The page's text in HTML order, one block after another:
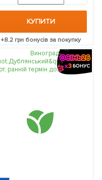
КУПИТИ
+8.2грн бонусів за покупку